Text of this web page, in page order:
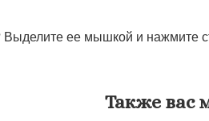
ее мышкой и нажмите
Также вас